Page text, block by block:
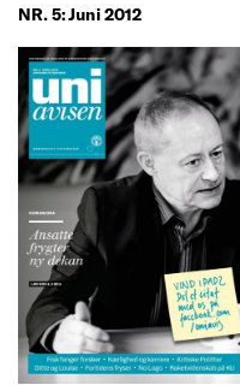
NR. 5: Juni 2012